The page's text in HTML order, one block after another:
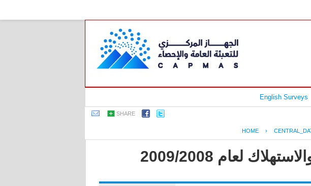
English Surveys
SHARE
HOME ›
لعام 2009/2008